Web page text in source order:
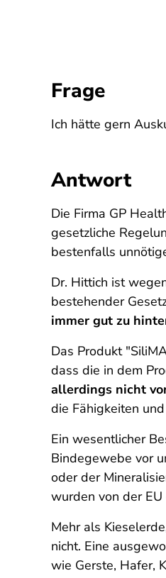
Frage
Ich hätte gern
Antwort
Die Firma GP
gesetzliche
bestenfalls
Dr. Hittich ist
bestehender
immer gut zu
Das Produkt
dass die in dem
allerdings nicht
die Fähigkeiten
Ein wesentlicher
Bindegewebe vor
oder der
wurden von der
Mehr als
nicht. Eine
wie Gerste, Hafer,